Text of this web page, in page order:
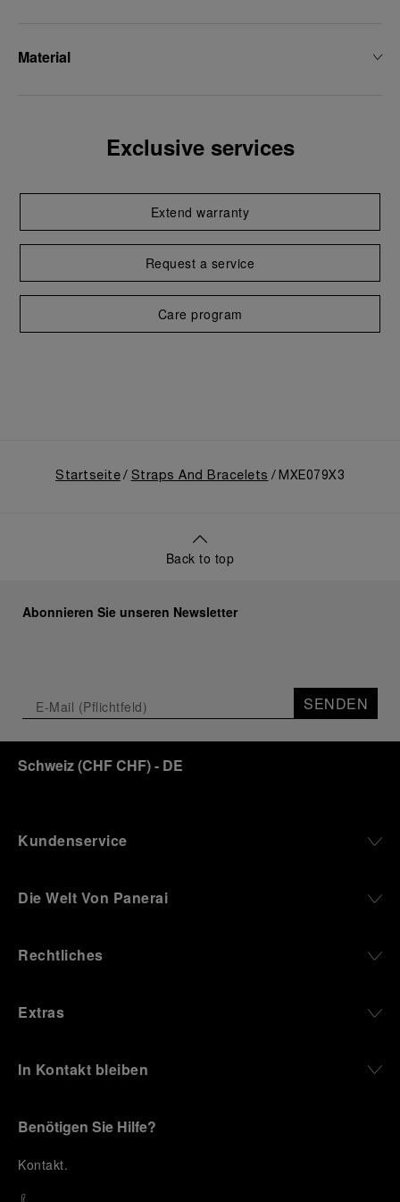
Material
Exclusive services
Extend warranty
Request a service
Care program
Startseite Straps And Bracelets MXE079X3
Back to top
Abonnieren Sie unseren Newsletter
SENDEN
Schweiz(CHF CHF)- DE
Kundenservice
Die Welt Von Panerai
Rechtliches
Extras
In Kontakt bleiben
Benötigen Sie Hilfe?
Kontakt.